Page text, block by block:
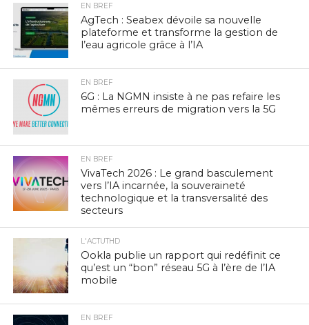
EN BREF
AgTech : Seabex dévoile sa nouvelle
plateforme et transforme la gestion de
l’eau agricole grâce à l’IA
EN BREF
6G : La NGMN insiste à ne pas refaire les
mêmes erreurs de migration vers la 5G
EN BREF
VivaTech 2026 : Le grand basculement
vers l’IA incarnée, la souveraineté
technologique et la transversalité des
secteurs
L'ACTUTHD
Ookla publie un rapport qui redéfinit ce
qu’est un “bon” réseau 5G à l’ère de l’IA
mobile
EN BREF